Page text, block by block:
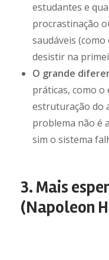
estudantes e
procrastinação
saudáveis
desistir na
O grande
práticas, como
estruturação do
problema não é
sim o sistema
3. Mais
(Napoleon